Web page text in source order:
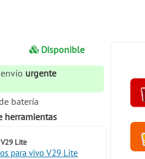
Disponible
urgente
batería
herramientas
Lite
para vivo V29 Lite